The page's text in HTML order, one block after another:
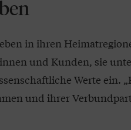
in ihren
und Kunden, sie
Werte ein.
und ihrer